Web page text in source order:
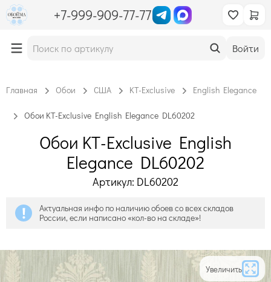
+7-999-909-77-77
Войти
Главная Обои США KT-Exclusive English Elegance
Обои KT-Exclusive English Elegance DL60202
Обои KT-Exclusive English
Elegance DL60202
Артикул: DL60202
Актуальная инфо по наличию обоев со всех складов
России, если написано «кол-во на складе»!
Увеличить